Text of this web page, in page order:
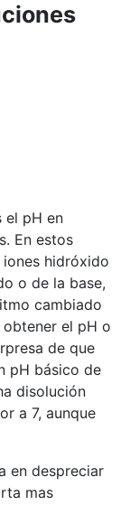
el pH en
En estos
hidróxido
o de la base,
cambiado
el pH o
de que
pH básico de
disolución
a 7, aunque
en despreciar
mas